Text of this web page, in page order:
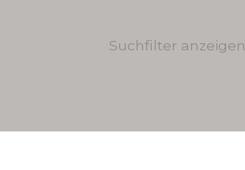
Suchfilter anzeigen